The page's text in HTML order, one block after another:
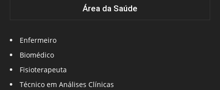
Área da Saúde
Enfermeiro
Biomédico
Fisioterapeuta
Técnico em Análises Clínicas